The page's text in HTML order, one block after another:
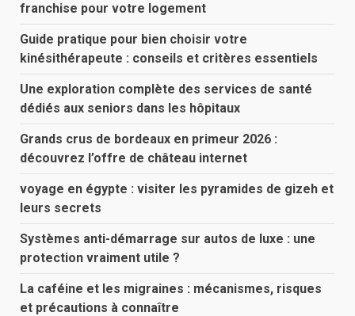
franchise pour votre logement
Guide pratique pour bien choisir votre
kinésithérapeute : conseils et critères essentiels
Une exploration complète des services de santé
dédiés aux seniors dans les hôpitaux
Grands crus de bordeaux en primeur 2026 :
découvrez l’offre de château internet
voyage en égypte : visiter les pyramides de gizeh et
leurs secrets
Systèmes anti-démarrage sur autos de luxe : une
protection vraiment utile ?
La caféine et les migraines : mécanismes, risques
et précautions à connaître